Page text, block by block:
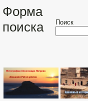
Форма
поиска
Поиск